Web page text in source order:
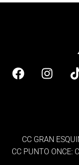
CC GRAN
CC PUNTO